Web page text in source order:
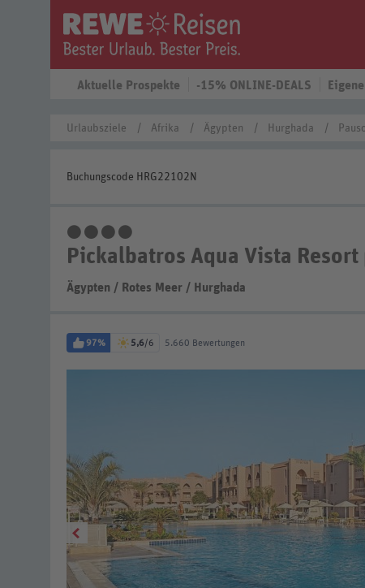
Aktuelle Prospekte -15% ONLINE-DEALS
Urlaubsziele Afrika Ägypten Hurghada
Buchungscode HRG22102N
Pickalbatros Aqua Vista
Ägypten / Rotes Meer / Hurghada
97% 5,6/6 5.660 Bewertungen